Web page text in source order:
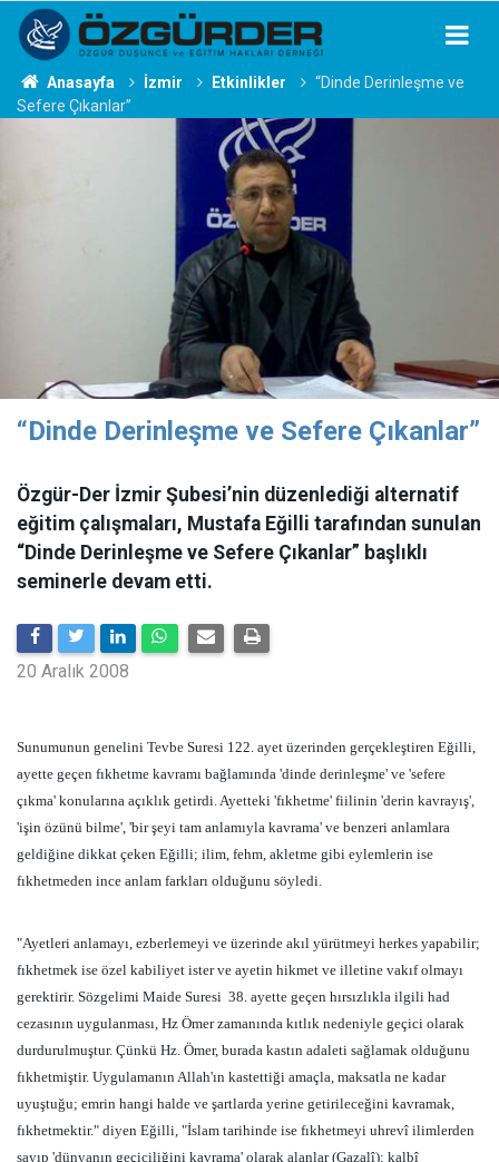
Anasayfa İzmir Etkinlikler
“Dinde Derinleşme ve
Sefere Çıkanlar”
“Dinde Derinleşme ve Sefere Çıkanlar”
Özgür-Der İzmir Şubesi’nin düzenlediği alternatif
eğitim çalışmaları, Mustafa Eğilli tarafından sunulan
“Dinde Derinleşme ve Sefere Çıkanlar” başlıklı
seminerle devam etti.
20 Aralık 2008
Sunumunun genelini Tevbe Suresi 122. ayet üzerinden gerçekleştiren Eğilli,
ayette geçen fıkhetme kavramı bağlamında 'dinde derinleşme' ve 'sefere
çıkma' konularına açıklık getirdi. Ayetteki 'fıkhetme' fiilinin 'derin kavrayış',
'işin özünü bilme', 'bir şeyi tam anlamıyla kavrama' ve benzeri anlamlara
geldiğine dikkat çeken Eğilli; ilim, fehm, akletme gibi eylemlerin ise
fıkhetmeden ince anlam farkları olduğunu söyledi.
"Ayetleri anlamayı, ezberlemeyi ve üzerinde akıl yürütmeyi herkes yapabilir;
fıkhetmek ise özel kabiliyet ister ve ayetin hikmet ve illetine vakıf olmayı
gerektirir. Sözgelimi Maide Suresi 38. ayette geçen hırsızlıkla ilgili had
cezasının uygulanması, Hz Ömer zamanında kıtlık nedeniyle geçici olarak
durdurulmuştur. Çünkü Hz. Ömer, burada kastın adaleti sağlamak olduğunu
fıkhetmiştir. Uygulamanın Allah'ın kastettiği amaçla, maksatla ne kadar
uyuştuğu; emrin hangi halde ve şartlarda yerine getirileceğini kavramak,
fıkhetmektir." diyen Eğilli, "İslam tarihinde ise fıkhetmeyi uhrevî ilimlerden
sayıp 'dünyanın geçiciliğini kavrama' olarak alanlar (Gazalî); kalbî